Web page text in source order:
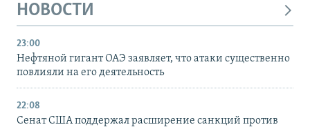
НОВОСТИ
23:00
Нефтяной гигант ОАЭ заявляет, что атаки существенно
повлияли на его деятельность
22:08
Сенат США поддержал расширение санкций против